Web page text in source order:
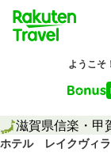
滋賀県信楽・甲
ホテル レイクヴィラ